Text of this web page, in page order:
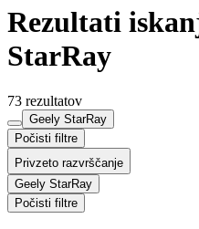
Rezultati
StarRay
73 rezultatov
Geely StarRay
Počisti filtre
Privzeto razvrščanje
Geely StarRay
Počisti filtre